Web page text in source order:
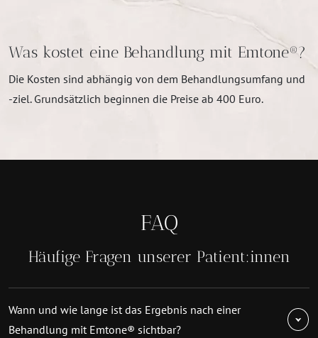
Was kostet eine Behandlung mit Emtone®?
Die Kosten sind abhängig von dem Behandlungsumfang und
-ziel. Grundsätzlich beginnen die Preise ab 400 Euro.
FAQ
Häufige Fragen unserer Patient:innen
Wann und wie lange ist das Ergebnis nach einer
Behandlung mit Emtone® sichtbar?